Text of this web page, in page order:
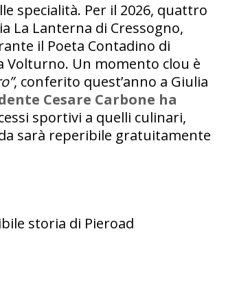
specialità. Per il 2026, quattro
La Lanterna di Cressogno,
il Poeta Contadino di
Volturno. Un momento clou è
, conferito quest’anno a Giulia
Cesare Carbone ha
sportivi a quelli culinari,
sarà reperibile gratuitamente
storia di Pieroad